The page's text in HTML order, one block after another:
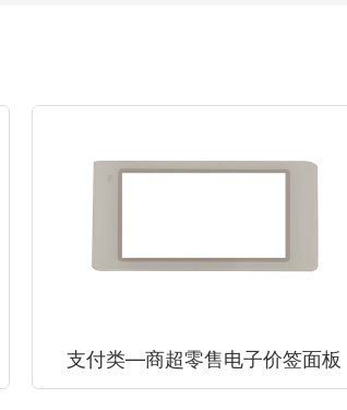
支付类—商超零售电子价签面板